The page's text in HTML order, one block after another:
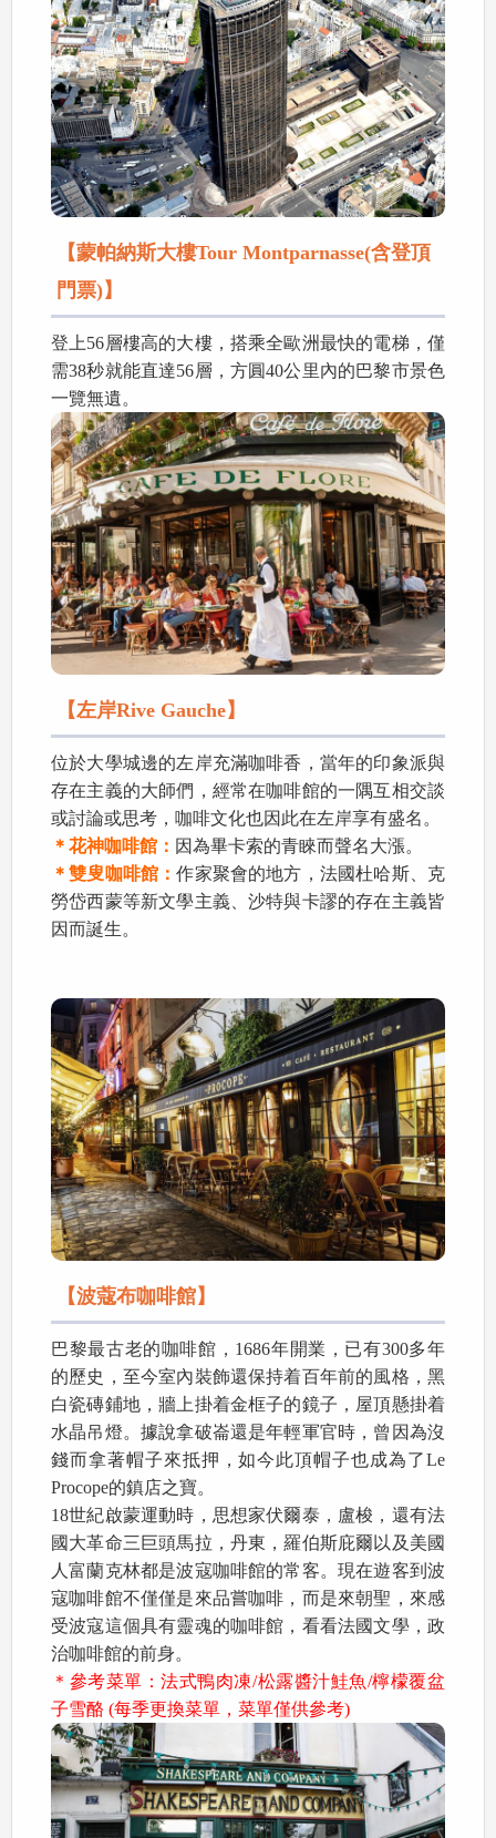
【蒙帕納斯大樓Tour Montparnasse(含登頂
門票)】
登上56層樓高的大樓，搭乘全歐洲最快的電梯，僅
需38秒就能直達56層，方圓40公里內的巴黎市景色
一覽無遺。
【左岸Rive Gauche】
位於大學城邊的左岸充滿咖啡香，當年的印象派與
存在主義的大師們，經常在咖啡館的一隅互相交談
或討論或思考，咖啡文化也因此在左岸享有盛名。
＊花神咖啡館： 因為畢卡索的青睞而聲名大漲。
＊雙叟咖啡館：作家聚會的地方，法國杜哈斯、克
勞岱西蒙等新文學主義、沙特與卡謬的存在主義皆
因而誕生。
【波蔻布咖啡館】
巴黎最古老的咖啡館，1686年開業，已有300多年
的歷史，至今室內裝飾還保持着百年前的風格，黑
白瓷磚鋪地，牆上掛着金框子的鏡子，屋頂懸掛着
水晶吊燈。據說拿破崙還是年輕軍官時，曾因為沒
錢而拿著帽子來抵押，如今此頂帽子也成為了Le
Procope的鎮店之寶。
18世紀啟蒙運動時，思想家伏爾泰，盧梭，還有法
國大革命三巨頭馬拉，丹東，羅伯斯庇爾以及美國
人富蘭克林都是波寇咖啡館的常客。現在遊客到波
寇咖啡館不僅僅是來品嘗咖啡，而是來朝聖，來感
受波寇這個具有靈魂的咖啡館，看看法國文學，政
治咖啡館的前身。
＊參考菜單：法式鴨肉凍/松露醬汁鮭魚/檸檬覆盆
子雪酪 (每季更換菜單，菜單僅供參考)